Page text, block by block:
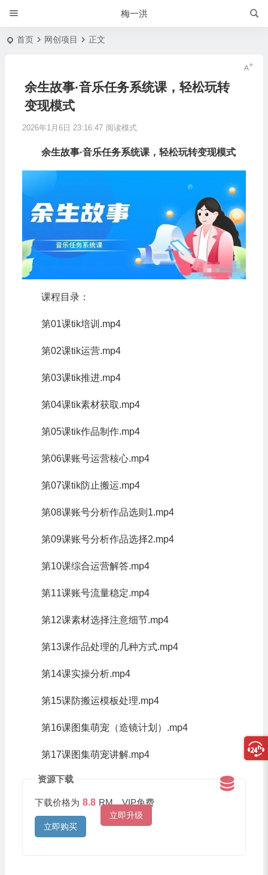
梅一洪
首页 网创项目 正文
余生故事·音乐任务系统课，轻松玩转
变现模式
2026年1月6日 23:16:47 阅读模式
余生故事·音乐任务系统课，轻松玩转变现模式
课程目录：
第01课tik培训.mp4
第02课tik运营.mp4
第03课tik推进.mp4
第04课tik素材获取.mp4
第05课tik作品制作.mp4
第06课账号运营核心.mp4
第07课tik防止搬运.mp4
第08课账号分析作品选则1.mp4
第09课账号分析作品选择2.mp4
第10课综合运营解答.mp4
第11课账号流量稳定.mp4
第12课素材选择注意细节.mp4
第13课作品处理的几种方式.mp4
第14课实操分析.mp4
第15课防搬运模板处理.mp4
第16课图集萌宠（造镜计划）.mp4
第17课图集萌宠讲解.mp4
资源下载
下载价格为 8.8 RM，VIP免费
立即升级
立即购买